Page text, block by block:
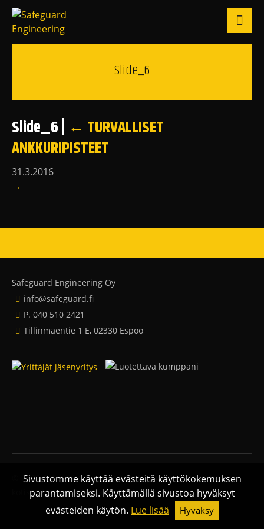
Slide_6
Slide_6 ← TURVALLISET
ANKKURIPISTEET
31.3.2016
→
Safeguard Engineering Oy
info@safeguard.fi
P. 040 510 2421
Tillinmäentie 1 E, 02330 Espoo
© 2026 Safeguard Engineering.Hakukoneoptimoidut
kotisivut ja verkkoläsnäolo Sitefactory Oy
Sivustomme käyttää evästeitä käyttökokemuksen
parantamiseksi. Käyttämällä sivustoa hyväksyt
evästeiden käytön. Lue lisää Hyväksy